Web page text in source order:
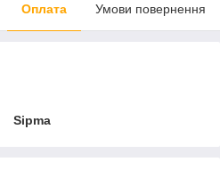
Оплата Умови повернення
Sipma